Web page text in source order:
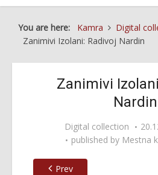
You are here: Kamra Digital
Zanimivi Izolani: Radivoj Nardin
Zanimivi
Nardin
Digital collection
published by Mestna
Prev